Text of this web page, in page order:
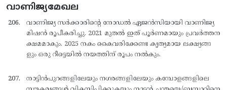
വാണിജ്യമേഖല
വാണിജ്യ സര്‍ക്കാരിന്റെ നോഡല്‍ ഏജന്‍സിയായി വാണിജ്യ
മിഷന്‍ രൂപീകരിച്ചു. 2021 മുതല്‍ ഇത് പൂര്‍ണമായും പ്രവര്‍ത്തന
ക്ഷമമാകും. 2025 നകം കൈവരിക്കേണ്ട കൃത്യമായ ലക്ഷ്യങ്ങ
ളും ഒരു റീട്ടെയില്‍ നയത്തിന് രൂപം നല്‍കും.
നാട്ടിന്‍പുറങ്ങളിലേയും നഗരങ്ങളിലേയും കമ്പോളങ്ങളിലെ